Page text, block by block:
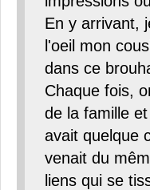
En y arrivant,
l'oeil mon
dans ce
Chaque fois,
de la famille
avait quelque
venait du
liens qui se